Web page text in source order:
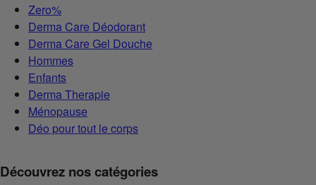
Zero%
Derma Care Déodorant
Derma Care Gel Douche
Hommes
Enfants
Derma Therapie
Ménopause
Déo pour tout le corps
Découvrez nos catégories